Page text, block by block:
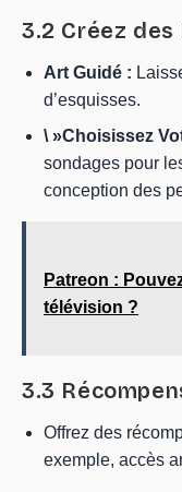
3.2 Créez
Art Guidé :
d’esquisses.
\ »Choisissez
sondages pour
conception des
Patreon :
télévision ?
3.3
Offrez des
exemple, accès